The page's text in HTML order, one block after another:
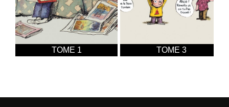
TOME 1 TOME 3